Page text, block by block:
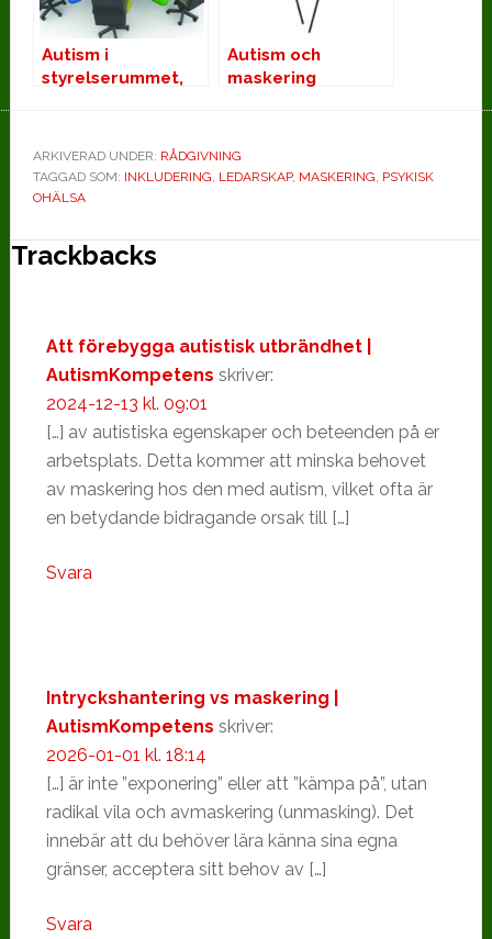
Autism i
styrelserummet,
Autism och
maskering
ARKIVERAD UNDER: RÅDGIVNING
TAGGAD SOM: INKLUDERING LEDARSKAP, MASKERING PSYKISK
OHÄLSA
Läsarkommentarer
Trackbacks
Att förebygga autistisk utbrändhet |
AutismKompetens skriver:
2024-12-13 kl. 09:01
[…] av autistiska egenskaper och beteenden på er
arbetsplats. Detta kommer att minska behovet
av maskering hos den med autism, vilket ofta är
en betydande bidragande orsak till […]
Svara
Intryckshantering vs maskering |
AutismKompetens skriver:
2026-01-01 kl. 18:14
[…] är inte ”exponering” eller att ”kämpa på”, utan
radikal vila och avmaskering (unmasking). Det
innebär att du behöver lära känna sina egna
gränser, acceptera sitt behov av […]
Svara